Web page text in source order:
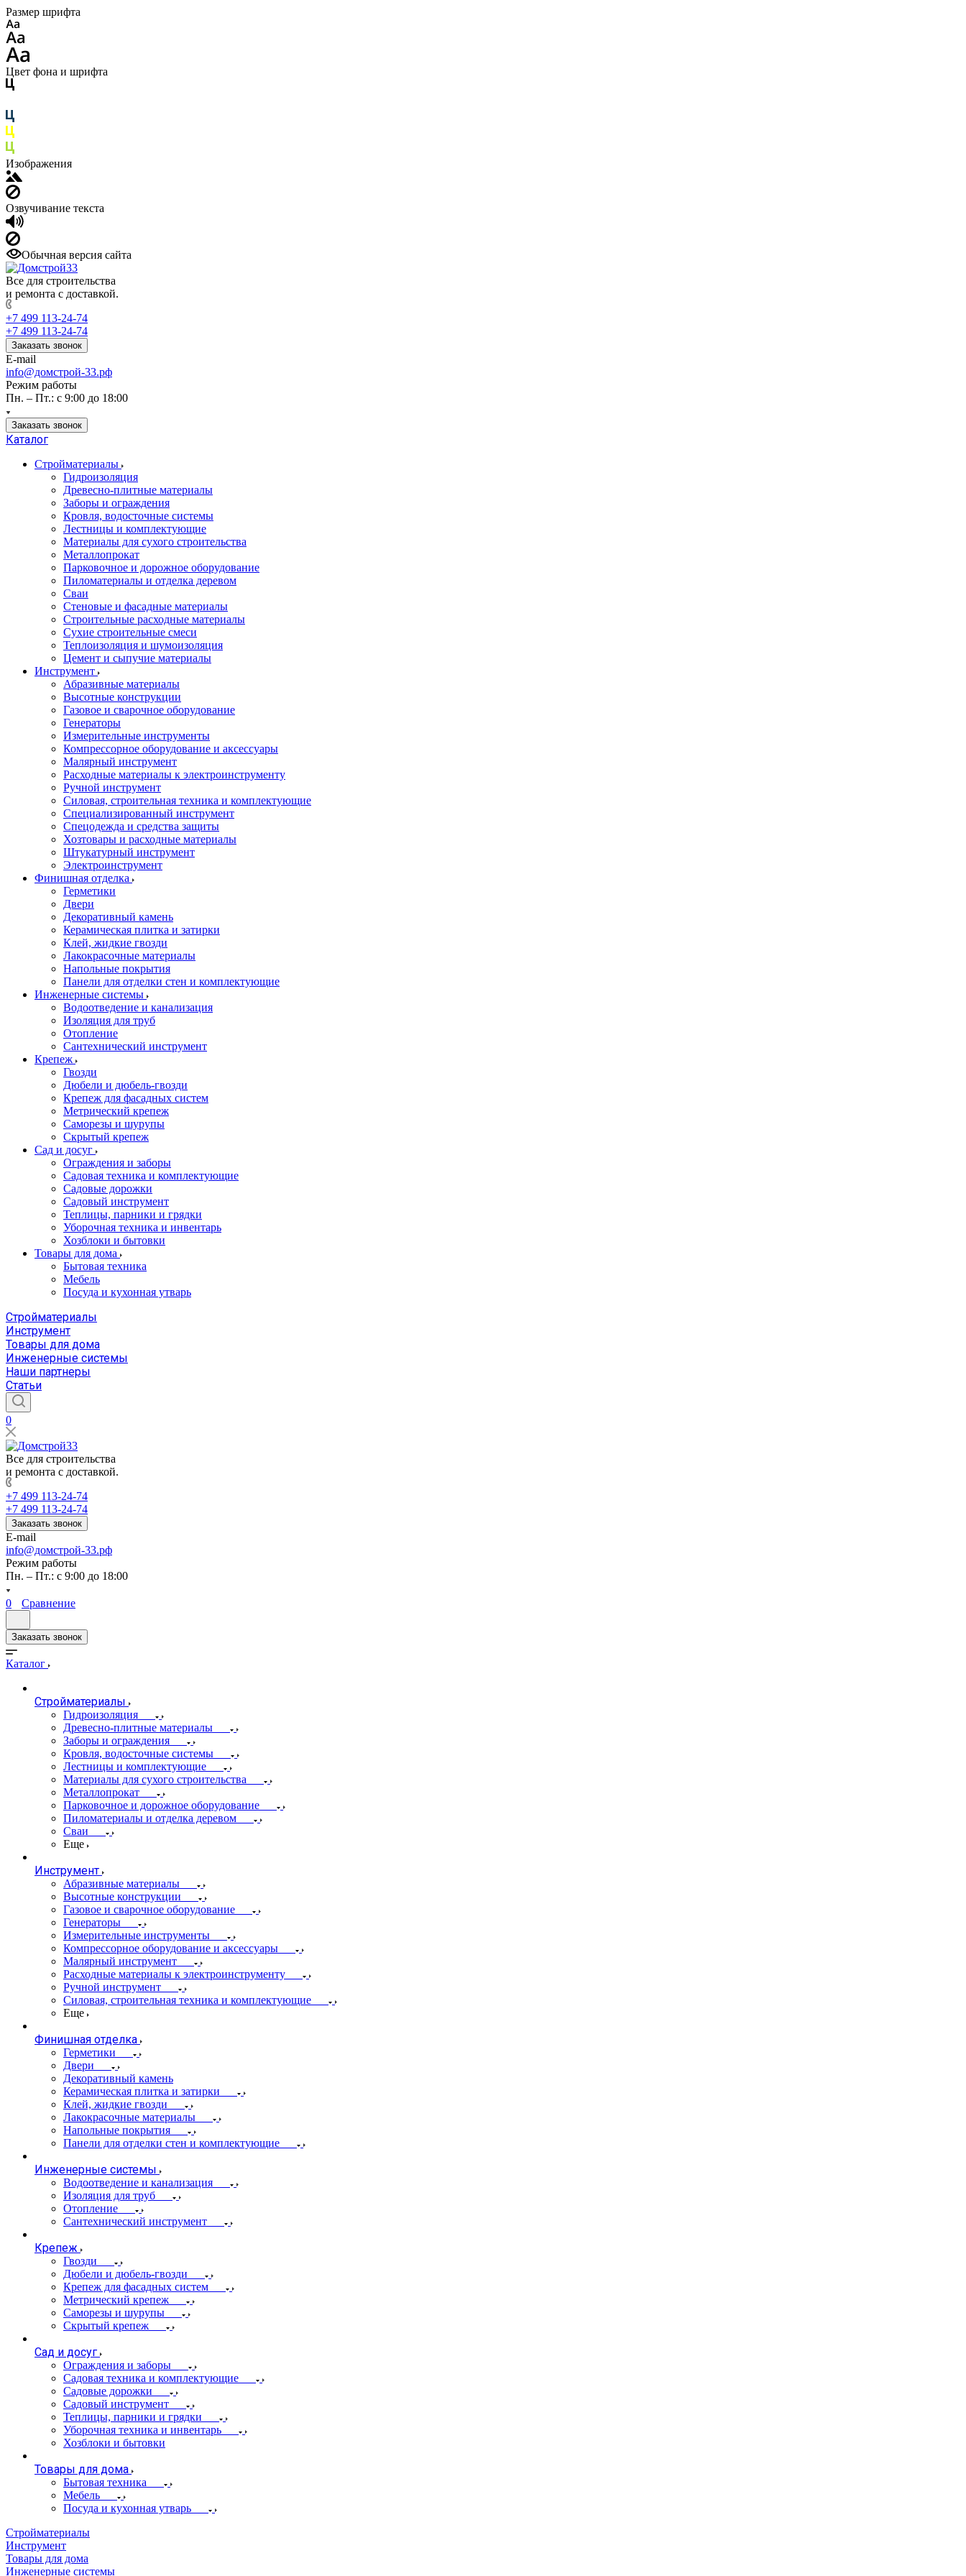
Размер шрифта
Цвет фона и шрифта
Изображения
Озвучивание текста
Обычная версия сайта
Все для строительства
и ремонта с доставкой.
+7 499 113-24-74
+7 499 113-24-74
Заказать звонок
E-mail
info@домстрой-33.рф
Режим работы
Пн. – Пт.: с 9:00 до 18:00
Заказать звонок
Каталог
Стройматериалы
Гидроизоляция
Древесно-плитные материалы
Заборы и ограждения
Кровля, водосточные системы
Лестницы и комплектующие
Материалы для сухого строительства
Металлопрокат
Парковочное и дорожное оборудование
Пиломатериалы и отделка деревом
Сваи
Стеновые и фасадные материалы
Строительные расходные материалы
Сухие строительные смеси
Теплоизоляция и шумоизоляция
Цемент и сыпучие материалы
Инструмент
Абразивные материалы
Высотные конструкции
Газовое и сварочное оборудование
Генераторы
Измерительные инструменты
Компрессорное оборудование и аксессуары
Малярный инструмент
Расходные материалы к электроинструменту
Ручной инструмент
Силовая, строительная техника и комплектующие
Специализированный инструмент
Спецодежда и средства защиты
Хозтовары и расходные материалы
Штукатурный инструмент
Электроинструмент
Финишная отделка
Герметики
Двери
Декоративный камень
Керамическая плитка и затирки
Клей, жидкие гвозди
Лакокрасочные материалы
Напольные покрытия
Панели для отделки стен и комплектующие
Инженерные системы
Водоотведение и канализация
Изоляция для труб
Отопление
Сантехнический инструмент
Крепеж
Гвозди
Дюбели и дюбель-гвозди
Крепеж для фасадных систем
Метрический крепеж
Саморезы и шурупы
Скрытый крепеж
Сад и досуг
Ограждения и заборы
Садовая техника и комплектующие
Садовые дорожки
Садовый инструмент
Теплицы, парники и грядки
Уборочная техника и инвентарь
Хозблоки и бытовки
Товары для дома
Бытовая техника
Мебель
Посуда и кухонная утварь
Стройматериалы
Инструмент
Товары для дома
Инженерные системы
Наши партнеры
Статьи
0
Все для строительства
и ремонта с доставкой.
+7 499 113-24-74
+7 499 113-24-74
Заказать звонок
E-mail
info@домстрой-33.рф
Режим работы
Пн. – Пт.: с 9:00 до 18:00
0 Сравнение
Заказать звонок
Каталог
Стройматериалы
Гидроизоляция
Древесно-плитные материалы
Заборы и ограждения
Кровля, водосточные системы
Лестницы и комплектующие
Материалы для сухого строительства
Металлопрокат
Парковочное и дорожное оборудование
Пиломатериалы и отделка деревом
Сваи
Еще
Инструмент
Абразивные материалы
Высотные конструкции
Газовое и сварочное оборудование
Генераторы
Измерительные инструменты
Компрессорное оборудование и аксессуары
Малярный инструмент
Расходные материалы к электроинструменту
Ручной инструмент
Силовая, строительная техника и комплектующие
Еще
Финишная отделка
Герметики
Двери
Декоративный камень
Керамическая плитка и затирки
Клей, жидкие гвозди
Лакокрасочные материалы
Напольные покрытия
Панели для отделки стен и комплектующие
Инженерные системы
Водоотведение и канализация
Изоляция для труб
Отопление
Сантехнический инструмент
Крепеж
Гвозди
Дюбели и дюбель-гвозди
Крепеж для фасадных систем
Метрический крепеж
Саморезы и шурупы
Скрытый крепеж
Сад и досуг
Ограждения и заборы
Садовая техника и комплектующие
Садовые дорожки
Садовый инструмент
Теплицы, парники и грядки
Уборочная техника и инвентарь
Хозблоки и бытовки
Товары для дома
Бытовая техника
Мебель
Посуда и кухонная утварь
Стройматериалы
Инструмент
Товары для дома
Инженерные системы